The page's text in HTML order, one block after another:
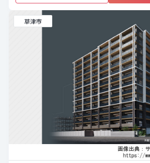
草津市